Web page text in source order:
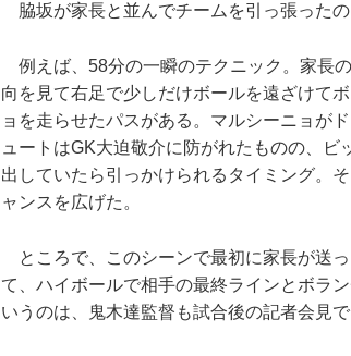
脇坂が家長と並んでチームを引っ張った
例えば、58分の一瞬のテクニック。家長
向を見て右足で少しだけボールを遠ざけて
ョを走らせたパスがある。マルシーニョが
ュートはGK大迫敬介に防がれたものの、
出していたら引っかけられるタイミング。
ャンスを広げた。
ところで、このシーンで最初に家長が送
て、ハイボールで相手の最終ラインとボラ
いうのは、鬼木達監督も試合後の記者会見